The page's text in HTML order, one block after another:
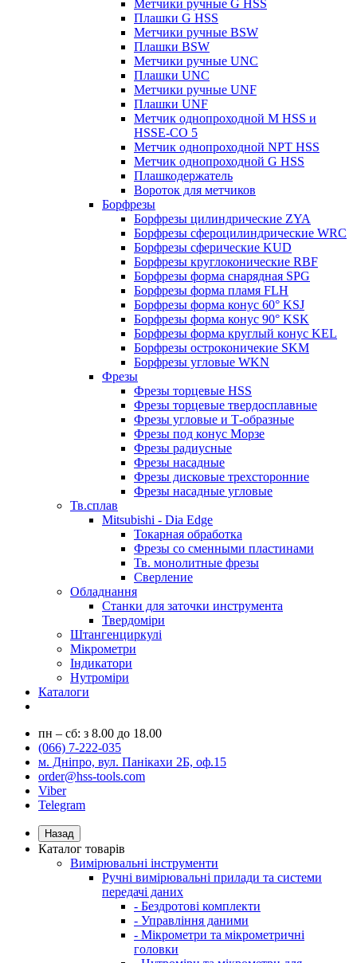
Метчики ручные G HSS
Плашки G HSS
Метчики ручные BSW
Плашки BSW
Метчики ручные UNC
Плашки UNC
Метчики ручные UNF
Плашки UNF
Метчик однопроходной M HSS и
HSSE-CO 5
Метчик однопроходной NPT HSS
Метчик однопроходной G HSS
Плашкодержатель
Вороток для метчиков
Борфрезы
Борфрезы цилиндрические ZYA
Борфрезы сфероцилиндрические WRC
Борфрезы сферические KUD
Борфрезы круглоконические RBF
Борфрезы форма снарядная SPG
Борфрезы форма пламя FLH
Борфрезы форма конус 60° KSJ
Борфрезы форма конус 90° KSK
Борфрезы форма круглый конус KEL
Борфрезы остроконичекие SKM
Борфрезы угловые WKN
Фрезы
Фрезы торцевые HSS
Фрезы торцевые твердосплавные
Фрезы угловые и Т-образные
Фрезы под конус Морзе
Фрезы радиусные
Фрезы насадные
Фрезы дисковые трехсторонние
Фрезы насадные угловые
Тв.сплав
Mitsubishi - Dia Edge
Токарная обработка
Фрезы со сменными пластинами
Тв. монолитные фрезы
Сверление
Обладнання
Станки для заточки инструмента
Твердоміри
Штангенциркулі
Мікрометри
Індикатори
Нутроміри
Каталоги
пн – сб: з 8.00 до 18.00
(066) 7-222-035
м. Дніпро, вул. Панікахи 2Б, оф.15
order@hss-tools.com
Viber
Telegram
Назад
Каталог товарів
Вимірювальні інструменти
Ручні вимірювальні прилади та системи
передачі даних
- Бездротові комплекти
- Управління даними
- Мікрометри та мікрометричні
головки